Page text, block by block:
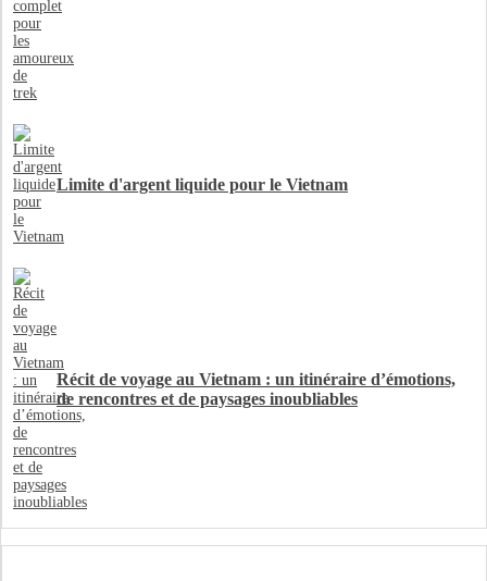
Limite d'argent liquide pour le Vietnam
Récit de voyage au Vietnam : un itinéraire d’émotions,
de rencontres et de paysages inoubliables